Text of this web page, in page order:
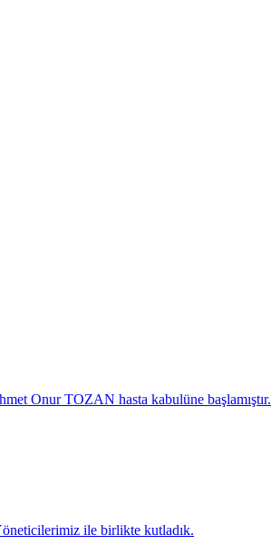
Onur TOZAN hasta kabulüne başlamıştır.
ile birlikte kutladık.